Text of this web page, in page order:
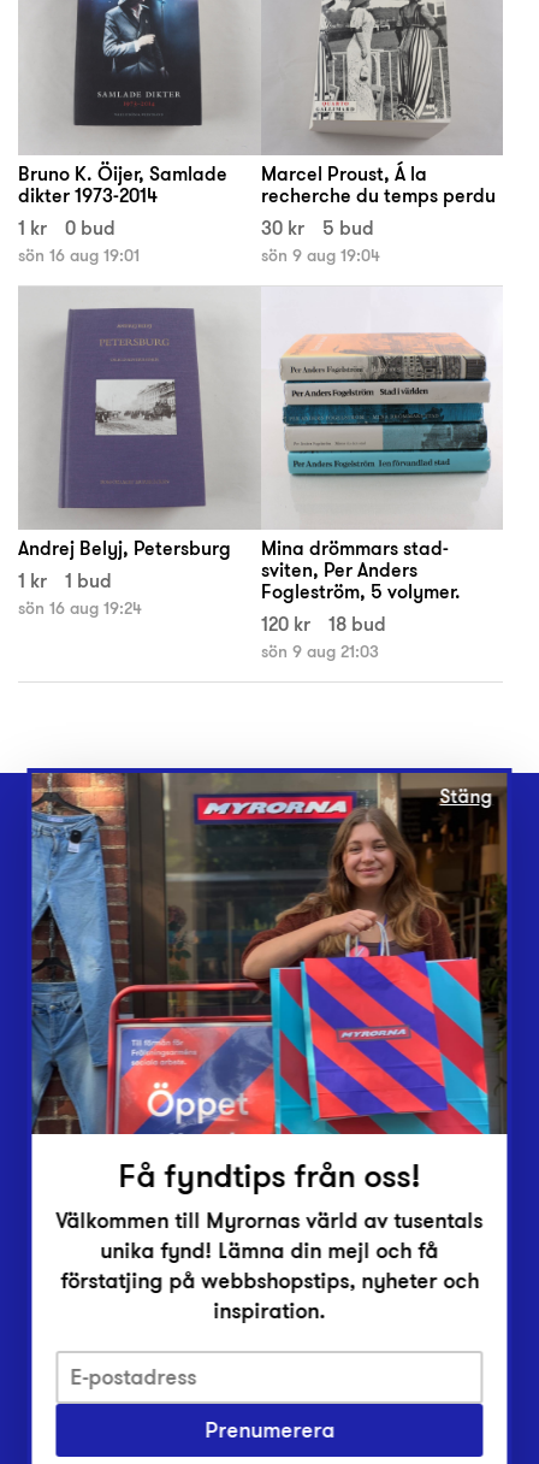
Bruno K. Öijer, Samlade
dikter 1973-2014
1 kr
0 bud
sön 16 aug 19:01
Marcel Proust, Á la
recherche du temps perdu
30 kr
5 bud
sön 9 aug 19:04
Andrej Belyj, Petersburg
1 kr
1 bud
sön 16 aug 19:24
Mina drömmars stad-
sviten, Per Anders
Fogleström, 5 volymer.
120 kr
18 bud
sön 9 aug 21:03
Webbshop
Butiker
Lämna in
Vårt överskott
Inlämningsplatser
Om Myrorna
Lediga jobb
Pressrum
Integritetsskyddspolicy
Har du frågor om onlineköp, leverans eller retur?
Stäng
Få fyndtips från oss!
Välkommen till Myrornas värld av tusentals
unika fynd! Lämna din mejl och få
förstatjing på webbshopstips, nyheter och
inspiration.
Prenumerera